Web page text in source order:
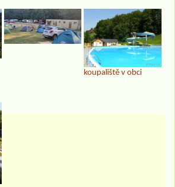
koupaliště v obci